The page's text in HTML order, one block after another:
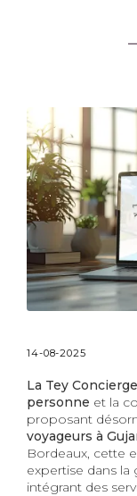
14-08-2025
La Tey
personne et la
proposant
voyageurs à
Bordeaux, cette
expertise dans
intégrant des